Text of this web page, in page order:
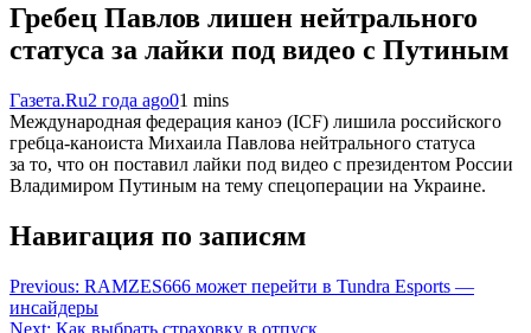
Гребец Павлов лишен нейтрального
статуса за лайки под видео с Путиным
Газета.Ru2 года ago01 mins
Международная федерация каноэ (ICF) лишила российского
гребца-каноиста Михаила Павлова нейтрального статуса
за то, что он поставил лайки под видео с президентом России
Владимиром Путиным на тему спецоперации на Украине.
Навигация по записям
Previous: RAMZES666 может перейти в Tundra Esports —
инсайдеры
Next: Как выбрать страховку в отпуск